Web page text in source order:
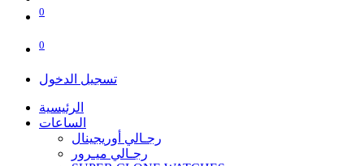
0
0
تسجيل الدخول
الرئيسية
الساعات
رجـالي أوريجينال
رجـالي ميـرور